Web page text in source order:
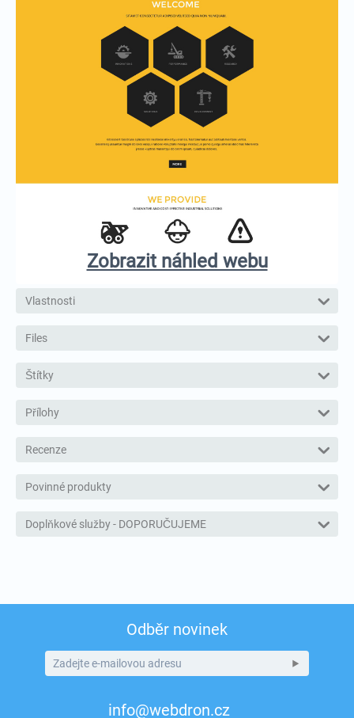
Zobrazit náhled webu
Vlastnosti
Files
Štítky
Přílohy
Recenze
Povinné produkty
Doplňkové služby - DOPORUČUJEME
Odběr novinek
info@webdron.cz